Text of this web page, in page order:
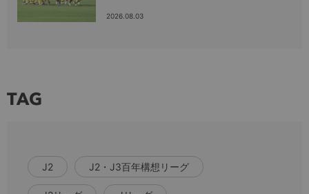
2026.08.03
TAG
J2 J2・J3百年構想リーグ